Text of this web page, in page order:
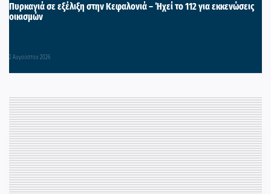
Πυρκαγιά σε εξέλιξη στην Κεφαλονιά – Ήχεί το 112 για εκκενώσεις
οικισμών
2 Αυγούστου 2026